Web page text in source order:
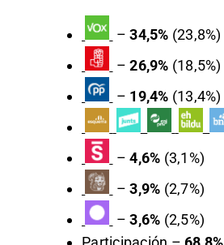
–34,5% (23,8%)
–26,9% (18,5%)
– 19,4% (13,4%)
–4,6% (3,1%)
–3,9% (2,7%)
–3,6% (2,5%)